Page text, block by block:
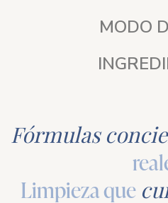
MODO
Fórmulas
Limpieza que